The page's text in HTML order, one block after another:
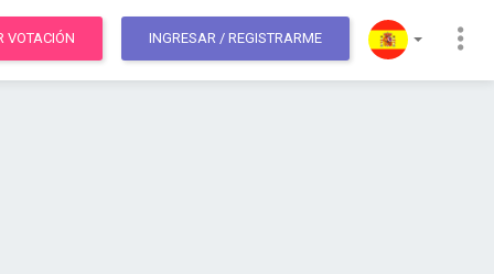
VOTACIÓN INGRESAR / REGISTRARME